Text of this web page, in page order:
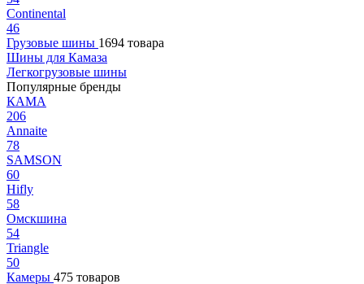
Continental
46
Грузовые шины 1694 товара
Шины для Камаза
Легкогрузовые шины
Популярные бренды
КАМА
206
Annaite
78
SAMSON
60
Hifly
58
Омскшина
54
Triangle
50
Камеры 475 товаров